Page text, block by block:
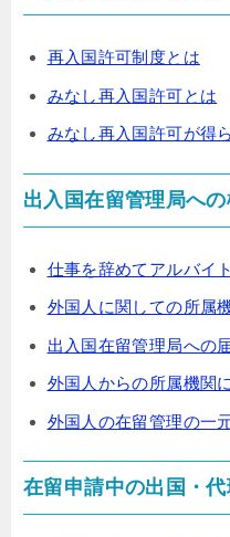
再入国許可制度とは
みなし再入国許可とは
みなし再入国許可が得
出入国在留管理局へ
仕事を辞めてアルバイ
外国人に関しての所属
出入国在留管理局への
外国人からの所属機関
外国人の在留管理の一
在留申請中の出国・